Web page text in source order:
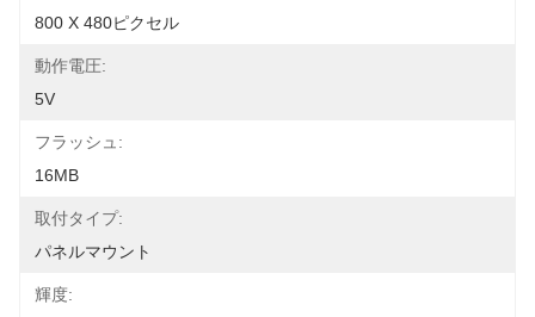
800 X 480ピクセル
動作電圧:
5V
フラッシュ:
16MB
取付タイプ:
パネルマウント
輝度: